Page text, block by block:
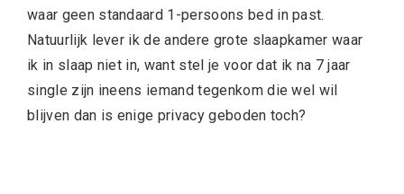
waar geen standaard 1-persoons bed in past.
Natuurlijk lever ik de andere grote slaapkamer waar
ik in slaap niet in, want stel je voor dat ik na 7 jaar
single zijn ineens iemand tegenkom die wel wil
blijven dan is enige privacy geboden toch?